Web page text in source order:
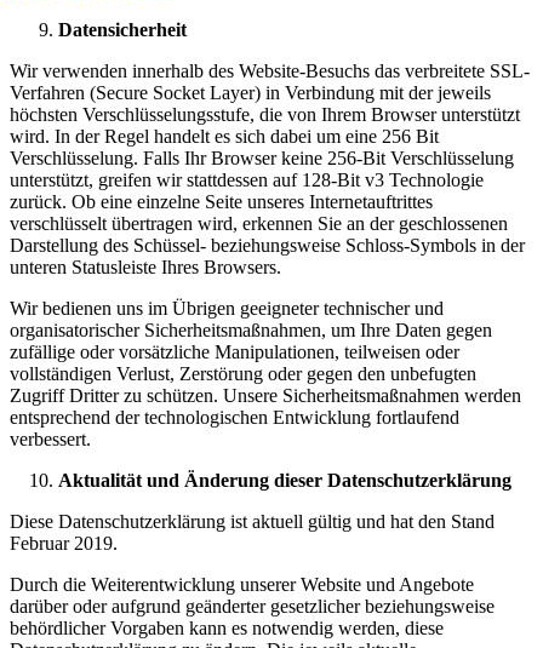
Datensicherheit
Wir verwenden innerhalb des Website-Besuchs das verbreitete SSL-
Verfahren (Secure Socket Layer) in Verbindung mit der jeweils
höchsten Verschlüsselungsstufe, die von Ihrem Browser unterstützt
wird. In der Regel handelt es sich dabei um eine 256 Bit
Verschlüsselung. Falls Ihr Browser keine 256-Bit Verschlüsselung
unterstützt, greifen wir stattdessen auf 128-Bit v3 Technologie
zurück. Ob eine einzelne Seite unseres Internetauftrittes
verschlüsselt übertragen wird, erkennen Sie an der geschlossenen
Darstellung des Schüssel- beziehungsweise Schloss-Symbols in der
unteren Statusleiste Ihres Browsers.
Wir bedienen uns im Übrigen geeigneter technischer und
organisatorischer Sicherheitsmaßnahmen, um Ihre Daten gegen
zufällige oder vorsätzliche Manipulationen, teilweisen oder
vollständigen Verlust, Zerstörung oder gegen den unbefugten
Zugriff Dritter zu schützen. Unsere Sicherheitsmaßnahmen werden
entsprechend der technologischen Entwicklung fortlaufend
verbessert.
Aktualität und Änderung dieser Datenschutzerklärung
Diese Datenschutzerklärung ist aktuell gültig und hat den Stand
Februar 2019.
Durch die Weiterentwicklung unserer Website und Angebote
darüber oder aufgrund geänderter gesetzlicher beziehungsweise
behördlicher Vorgaben kann es notwendig werden, diese